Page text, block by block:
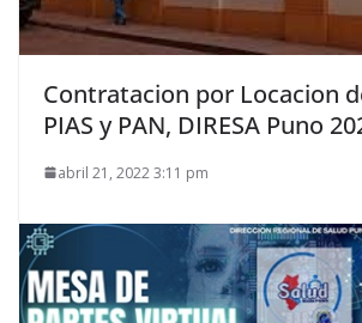
Contratacion por Locacion
PIAS y PAN, DIRESA Puno
abril 21, 2022 3:11 pm